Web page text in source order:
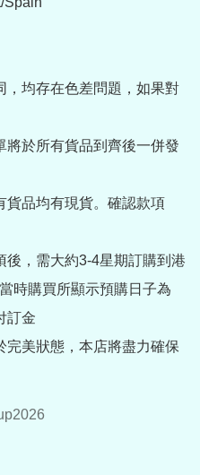
，均存在色差問題，如果對
將於所有貨品到齊後一併發
貨品均有現貨。確認款項
後，需大約3-4星期訂購到港
時購買所顯示預購日子為
訂金
完美狀態，本店將盡力確保